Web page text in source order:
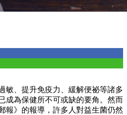
敏、提升免疫力、緩解便祕等諸多
成為保健所不可或缺的要角。然而
報》的報導，許多人對益生菌仍然